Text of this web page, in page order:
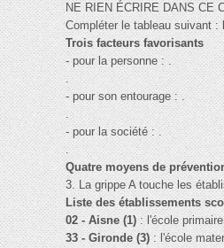
NE RIEN ÉCRIRE DANS CE
Compléter le tableau suivant :
Trois facteurs favorisants
- pour la personne : .
.
- pour son entourage : .
.
- pour la société : .
.
Quatre moyens de
3. La grippe A touche les
Liste des établissements
02 - Aisne (1): l'école
33 - Gironde (3): l'école